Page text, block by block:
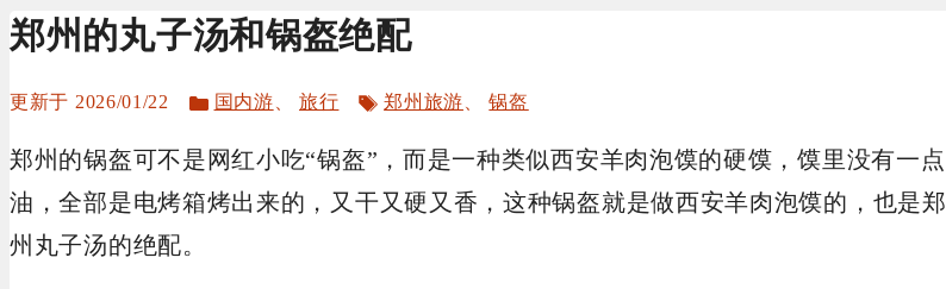
郑州的丸子汤和锅盔绝配
2026/01/22
分
国内游 、旅行
标
郑州旅游 、锅盔
郑州的锅盔可不是网红小吃“锅盔”，而是一种类似西安羊肉泡馍的硬馍，馍里没有一点
油，全部是电烤箱烤出来的，又干又硬又香，这种锅盔就是做西安羊肉泡馍的，也是郑
州丸子汤的绝配。